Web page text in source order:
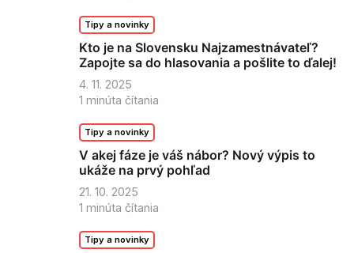
Tipy a novinky
Kto je na Slovensku Najzamestnávateľ?
Zapojte sa do hlasovania a pošlite to ďalej!
4. 11. 2025
1 minúta čítania
Tipy a novinky
V akej fáze je váš nábor? Nový výpis to
ukáže na prvý pohľad
21. 10. 2025
1 minúta čítania
Tipy a novinky